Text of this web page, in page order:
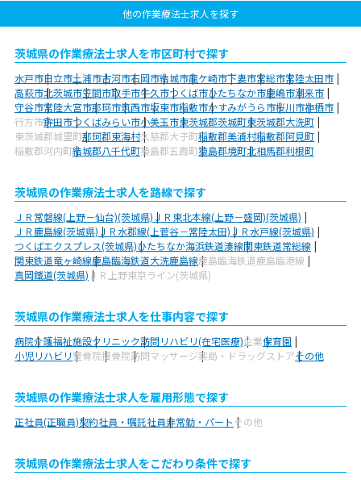
他の作業療法士求人を探す
茨城県の作業療法士求人を市区町村で探す
水戸市日立市土浦市古河市石岡市結城市龍ケ崎市下妻市常総市常陸太田市
高萩市北茨城市笠間市取手市牛久市つくば市ひたちなか市鹿嶋市潮来市
守谷市常陸大宮市那珂市筑西市坂東市稲敷市かすみがうら市桜川市神栖市
行方市鉾田市つくばみらい市小美玉市東茨城郡茨城町東茨城郡大洗町
東茨城郡城里町那珂郡東海村久慈郡大子町稲敷郡美浦村稲敷郡阿見町
稲敷郡河内町結城郡八千代町猿島郡五霞町猿島郡境町北相馬郡利根町
茨城県の作業療法士求人を路線で探す
ＪＲ常磐線(上野－仙台)(茨城県)ＪＲ東北本線(上野－盛岡)(茨城県)
ＪＲ鹿島線(茨城県)ＪＲ水郡線(上菅谷－常陸太田)ＪＲ水戸線(茨城県)
つくばエクスプレス(茨城県)ひたちなか海浜鉄道湊線関東鉄道常総線
関東鉄道竜ヶ崎線鹿島臨海鉄道大洗鹿島線鹿島臨海鉄道鹿島臨港線
真岡鐵道(茨城県) ＪＲ上野東京ライン(茨城県)
茨城県の作業療法士求人を仕事内容で探す
病院介護福祉施設クリニック訪問リハビリ(在宅医療)企業保育園
小児リハビリ整骨院接骨院訪問マッサージ薬局・ドラッグストアその他
茨城県の作業療法士求人を雇用形態で探す
正社員(正職員)契約社員・嘱託社員非常勤・パートその他
茨城県の作業療法士求人をこだわり条件で探す